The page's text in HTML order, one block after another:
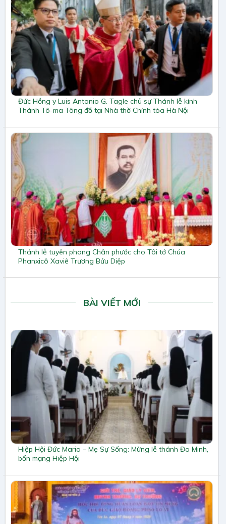
Đức Hồng y Luis Antonio G. Tagle chủ sự Thánh lễ kính
Thánh Tô-ma Tông đồ tại Nhà thờ Chính tòa Hà Nội
Thánh lễ tuyên phong Chân phước cho Tôi tớ Chúa
Phanxicô Xaviê Trương Bửu Diệp
BÀI VIẾT MỚI
Hiệp Hội Đức Maria – Mẹ Sự Sống: Mừng lễ thánh Đa Minh,
bổn mạng Hiệp Hội